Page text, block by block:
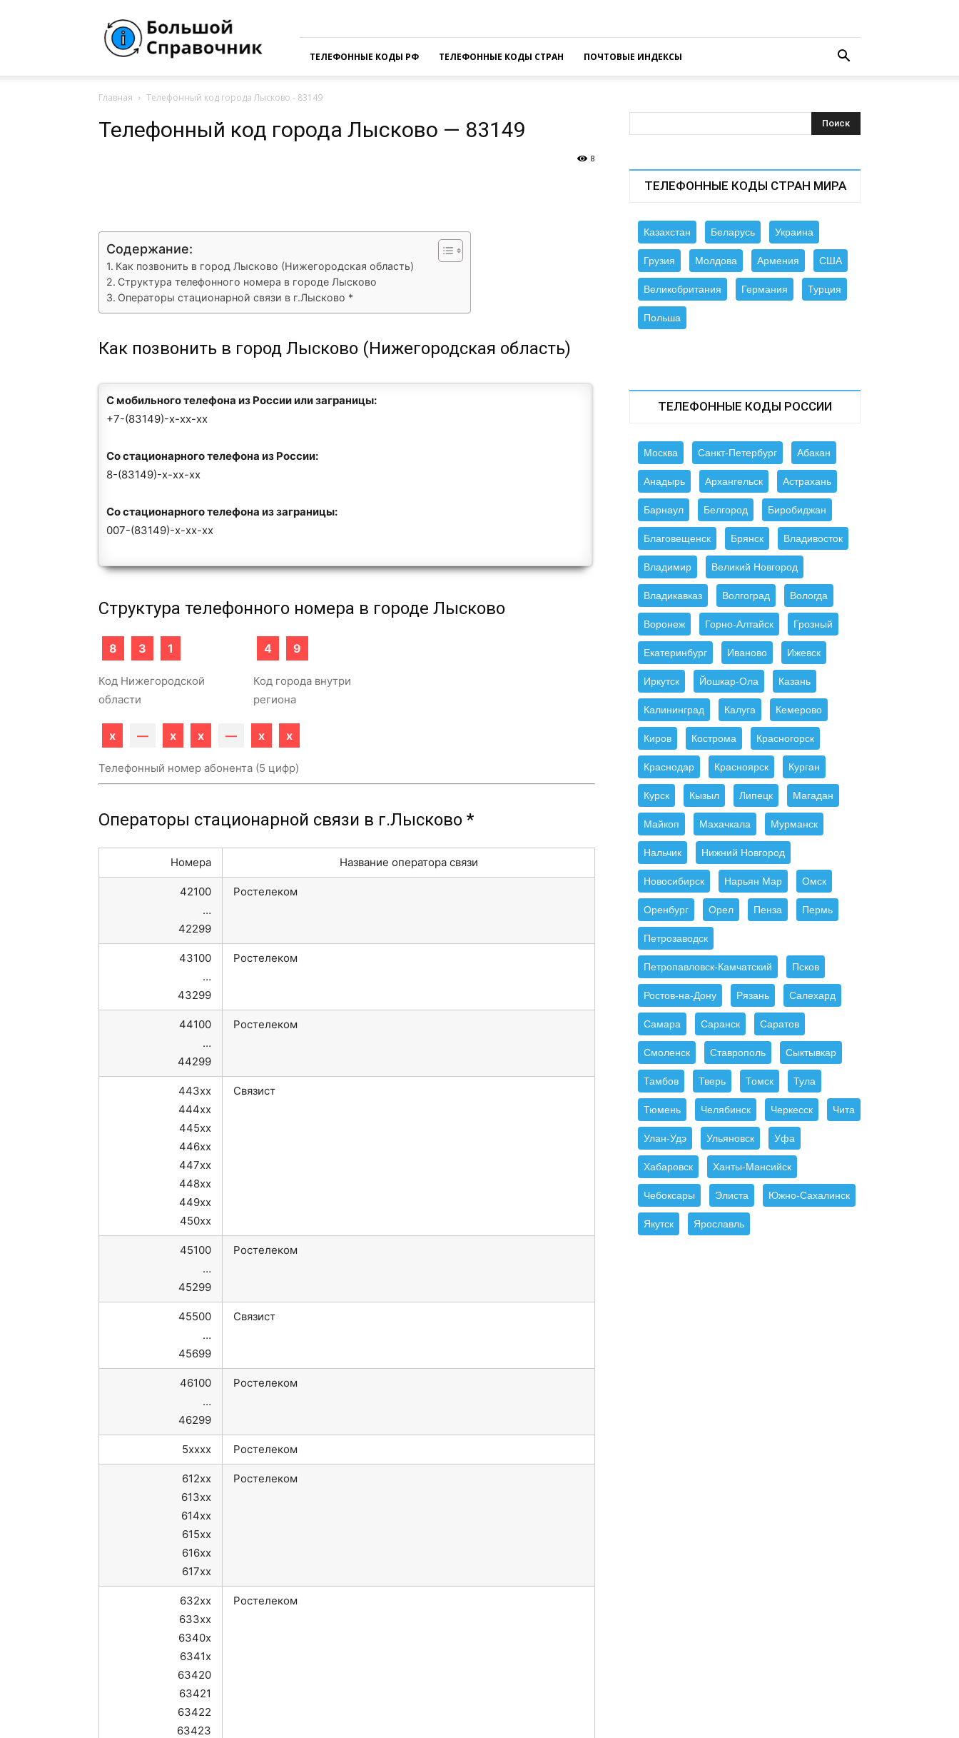
Справочная
России
ТЕЛЕФОННЫЕ КОДЫ РФ
ТЕЛЕФОННЫЕ КОДЫ СТРАН ПОЧТОВЫЕ ИНДЕКСЫ
Главная Телефонный код города Лысково - 83149
Телефонный код города Лысково — 83149
8
Содержание:
Как позвонить в город Лысково (Нижегородская область)
Структура телефонного номера в городе Лысково
Операторы стационарной связи в г.Лысково *
Как позвонить в город Лысково (Нижегородская область)
С мобильного телефона из России или заграницы:
+7-(83149)-x-xx-xx
Со стационарного телефона из России:
8-(83149)-x-xx-xx
Со стационарного телефона из заграницы:
007-(83149)-x-xx-xx
Структура телефонного номера в городе Лысково
8 3 1
Код Нижегородской
области
4 9
Код города внутри
региона
x — x x — x x
Телефонный номер абонента (5 цифр)
Операторы стационарной связи в г.Лысково *
Номера Название оператора связи
42100
…
42299
Ростелеком
43100
…
43299
Ростелеком
44100
…
44299
Ростелеком
443xx
444xx
445xx
446xx
447xx
448xx
449xx
450xx
Связист
45100
…
45299
Ростелеком
45500
…
45699
Связист
46100
…
46299
Ростелеком
5xxxx Ростелеком
612xx
613xx
614xx
615xx
616xx
617xx
Ростелеком
632xx
633xx
6340x
6341x
63420
63421
63422
63423
Ростелеком
ТЕЛЕФОННЫЕ КОДЫ СТРАН МИРА
Казахстан Беларусь Украина
Грузия Молдова Армения США
Великобритания Германия Турция
Польша
ТЕЛЕФОННЫЕ КОДЫ РОССИИ
Москва Санкт-Петербург Абакан
Анадырь Архангельск Астрахань
Барнаул Белгород Биробиджан
Благовещенск Брянск Владивосток
Владимир Великий Новгород
Владикавказ Волгоград Вологда
Воронеж Горно-Алтайск Грозный
Екатеринбург Иваново Ижевск
Иркутск Йошкар-Ола Казань
Калининград Калуга Кемерово
Киров Кострома Красногорск
Краснодар Красноярск Курган
Курск Кызыл Липецк Магадан
Майкоп Махачкала Мурманск
Нальчик Нижний Новгород
Новосибирск Нарьян Мар Омск
Оренбург Орел Пенза Пермь
Петрозаводск
Петропавловск-Камчатский Псков
Ростов-на-Дону Рязань Салехард
Самара Саранск Саратов
Смоленск Ставрополь Сыктывкар
Тамбов Тверь Томск Тула
Тюмень Челябинск Черкесск Чита
Улан-Удэ Ульяновск Уфа
Хабаровск Ханты-Мансийск
Чебоксары Элиста Южно-Сахалинск
Якутск Ярославль